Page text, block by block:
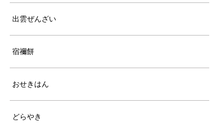
出雲ぜんざい
宿禰餅
おせきはん
どらやき